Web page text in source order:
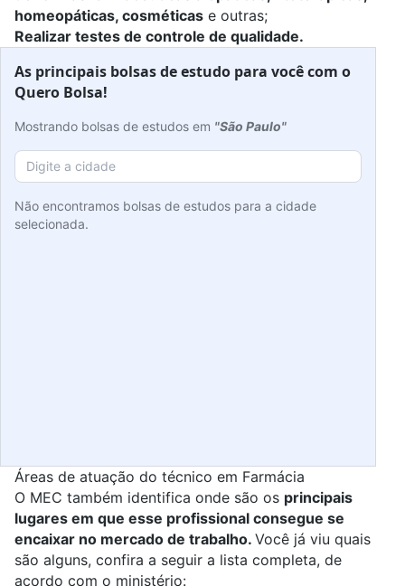
homeopáticas, cosméticas e outras;
Realizar testes de controle de qualidade.
As principais bolsas de estudo para você com o
Quero Bolsa!
Mostrando bolsas de estudos em "São Paulo"
Não encontramos bolsas de estudos para a cidade
selecionada.
Áreas de atuação do técnico em Farmácia
O MEC também identifica onde são os principais
lugares em que esse profissional consegue se
encaixar no mercado de trabalho. Você já viu quais
são alguns, confira a seguir a lista completa, de
acordo com o ministério: